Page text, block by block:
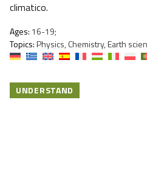
climatico.
Ages: 16-19;
Topics:Physics, Chemistry, Earth
UNDERSTAND